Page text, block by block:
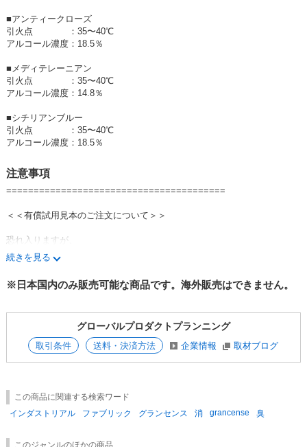
す。
布製品や室内空間などに幅広くお使いいただけます。
化粧品に使用される原料のみ使用。
0％。
※天然由来消臭成分の柿タンニン、緑茶エキス配合
※ヤシ、パーム由来の除菌成分配合
＜香り＞
・ホワイトムスク
すっきりとした温かさと落ち着きを感じさせる香り
・アンティークローズ
ブラックペッパーやパチュリでアクセントをつけたナチュラルで印象深い
・メディテレーニアン
シトラスとグリーンの軽快なトップノートから、
透明感のあるフローラルノートへ続く爽やかなアクアティック・フローラ
ルの香り
・サルバドール
ライムとミントの爽やかさにフルーツのアクセントが加わり、
ラストにウッディーノートとバニラの甘さを感じる南国のような香り
・シチリアンブルー
ッドとミントで心地よい清涼感を感じさせる香り。
☆ grancense（グランセンス）商品一覧はこちら
■アンティークローズ
引火点 ：35〜40℃
アルコール濃度：18.5％
■メディテレーニアン
引火点 ：35〜40℃
アルコール濃度：14.8％
■シチリアンブルー
引火点 ：35〜40℃
アルコール濃度：18.5％
注意事項
========================================
＜＜有償試用見本のご注文について＞＞
恐れ入りますが、
★有償試用見本のみのご注文はお控えいただいております。
★有償試用見本は、1点までのご用意となります。
※1アイテムあたり複数個のテスターがご入用の場合
（店内の複数コーナーで販売する場合等）は事前にご相談ください。
ご相談がない場合は数量1点で出荷となる場合がございます。
★有償試用見本はサンプル価格でご用意いたします。
何卒、ご理解ご協力の程よろしくお願いいたします。
−−−−−−−−−−−−−−−−−−−−−−−−−−−
★ TESTER is available only 1 pce.
★ TESTER is available at sample price.
−−−−−−−−−−−−−−−−−−−−−−−−−−−
続きを見る
※日本国内のみ販売可能な商品です。海外販売はできません。
グローバルプロダクトプランニング
取引条件 送料・決済方法 企業情報 取材ブログ
この商品に関連する検索ワード
インダストリアル
ファブリック グランセンス 消 grancense 臭
このジャンルのほかの商品